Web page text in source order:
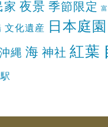
家 夜景 季節限定
文化遺産 日本庭園
縄 海 神社 紅葉
駅